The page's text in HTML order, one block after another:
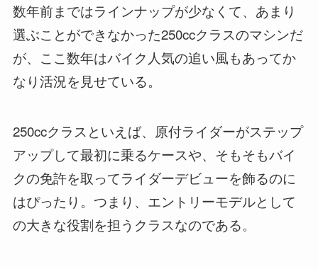
数年前まではラインナップが少なくて、あまり
選ぶことができなかった250ccクラスのマシンだ
が、ここ数年はバイク人気の追い風もあってか
なり活況を見せている。
250ccクラスといえば、原付ライダーがステップ
アップして最初に乗るケースや、そもそもバイ
クの免許を取ってライダーデビューを飾るのに
はぴったり。つまり、エントリーモデルとして
の大きな役割を担うクラスなのである。